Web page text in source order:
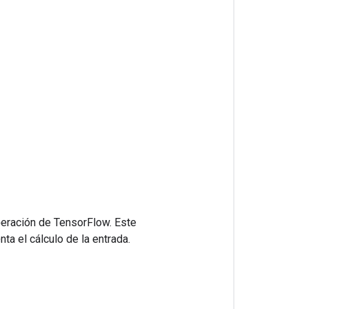
de TensorFlow. Este
el cálculo de la entrada.